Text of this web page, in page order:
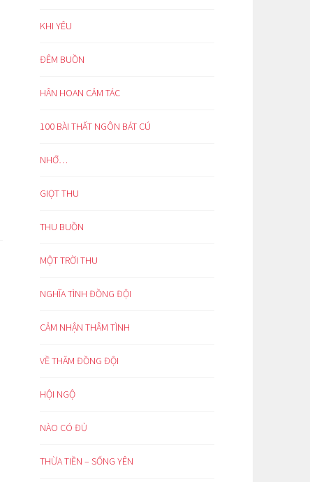
KHI YÊU
ĐÊM BUỒN
HÂN HOAN CẢM TÁC
100 BÀI THẤT NGÔN BÁT CÚ
NHỚ…
GIỌT THU
THU BUỒN
MỘT TRỜI THU
NGHĨA TÌNH ĐỒNG ĐỘI
CẢM NHẬN THÂM TÌNH
VỀ THĂM ĐỒNG ĐỘI
HỘI NGỘ
NÀO CÓ ĐỦ
THỪA TIỀN – SỐNG YÊN